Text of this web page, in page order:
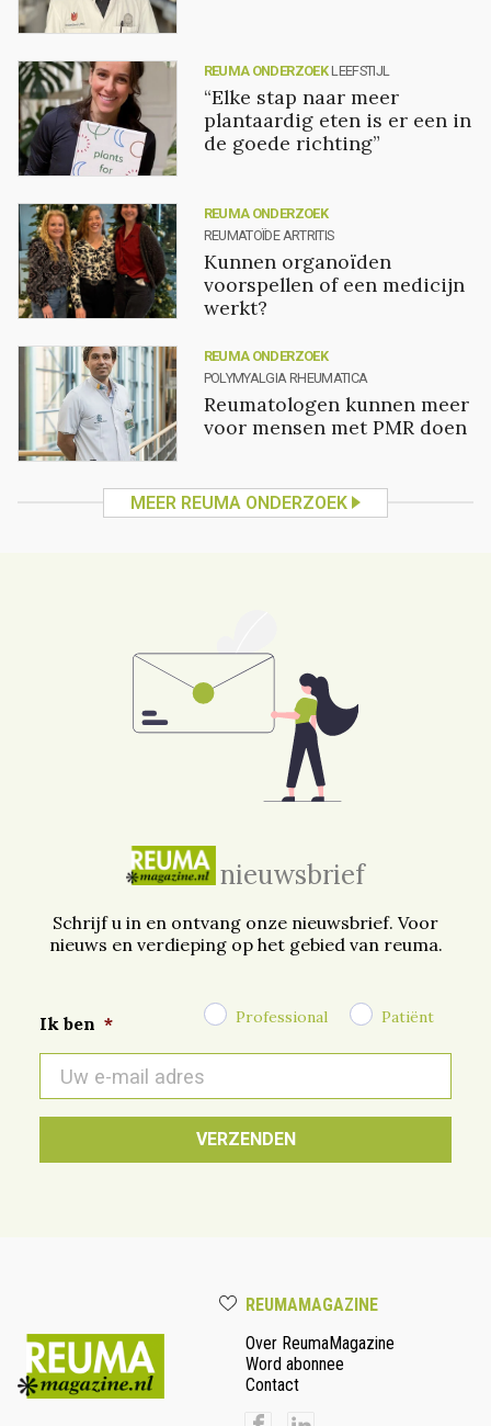
REUMA ONDERZOEK LEEFSTIJL
“Elke stap naar meer
plantaardig eten is er een in
de goede richting”
REUMA ONDERZOEK
REUMATOÏDE ARTRITIS
Kunnen organoïden
voorspellen of een medicijn
werkt?
REUMA ONDERZOEK
POLYMYALGIA RHEUMATICA
Reumatologen kunnen meer
voor mensen met PMR doen
MEER REUMA ONDERZOEK
nieuwsbrief
Schrijf u in en ontvang onze nieuwsbrief. Voor
nieuws en verdieping op het gebied van reuma.
Ik ben * Professional Patiënt
mail
*
REUMAMAGAZINE
Over ReumaMagazine
Word abonnee
Contact